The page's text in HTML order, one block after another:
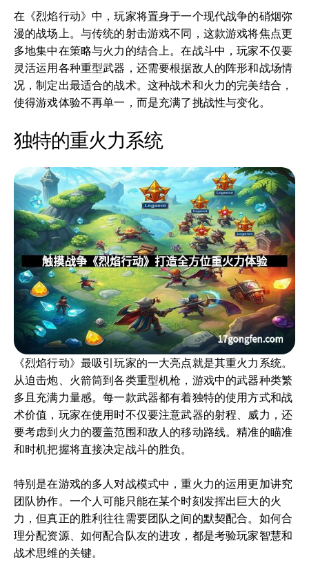
在《烈焰行动》中，玩家将置身于一个现代战争的硝烟弥
漫的战场上。与传统的射击游戏不同，这款游戏将焦点更
多地集中在策略与火力的结合上。在战斗中，玩家不仅要
灵活运用各种重型武器，还需要根据敌人的阵形和战场情
况，制定出最适合的战术。这种战术和火力的完美结合，
使得游戏体验不再单一，而是充满了挑战性与变化。
独特的重火力系统
《烈焰行动》最吸引玩家的一大亮点就是其重火力系统。
从迫击炮、火箭筒到各类重型机枪，游戏中的武器种类繁
多且充满力量感。每一款武器都有着独特的使用方式和战
术价值，玩家在使用时不仅要注意武器的射程、威力，还
要考虑到火力的覆盖范围和敌人的移动路线。精准的瞄准
和时机把握将直接决定战斗的胜负。
特别是在游戏的多人对战模式中，重火力的运用更加讲究
团队协作。一个人可能只能在某个时刻发挥出巨大的火
力，但真正的胜利往往需要团队之间的默契配合。如何合
理分配资源、如何配合队友的进攻，都是考验玩家智慧和
战术思维的关键。